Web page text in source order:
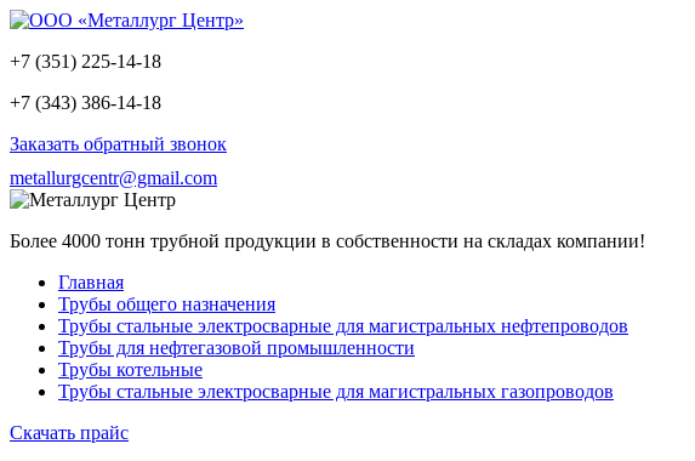
+7 (351) 225-14-18
+7 (343) 386-14-18
Заказать обратный звонок
metallurgcentr@gmail.com
Более 4000 тонн трубной продукции в собственности на складах компании!
Главная
Трубы общего назначения
Трубы стальные электросварные для магистральных нефтепроводов
Трубы для нефтегазовой промышленности
Трубы котельные
Трубы стальные электросварные для магистральных газопроводов
Скачать прайс